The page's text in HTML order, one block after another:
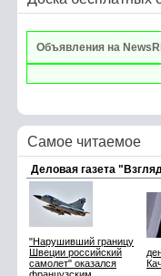
Объявления на
Самое читаемое